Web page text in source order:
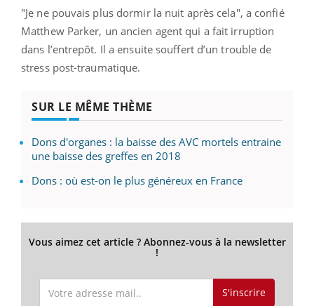
"Je ne pouvais plus dormir la nuit après cela", a confié
Matthew Parker, un ancien agent qui a fait irruption
dans l’entrepôt. Il a ensuite souffert d’un trouble de
stress post-traumatique.
SUR LE MÊME THÈME
Dons d'organes : la baisse des AVC mortels entraine
une baisse des greffes en 2018
Dons : où est-on le plus généreux en France
Vous aimez cet article ? Abonnez-vous à la newsletter
!
S'inscrire